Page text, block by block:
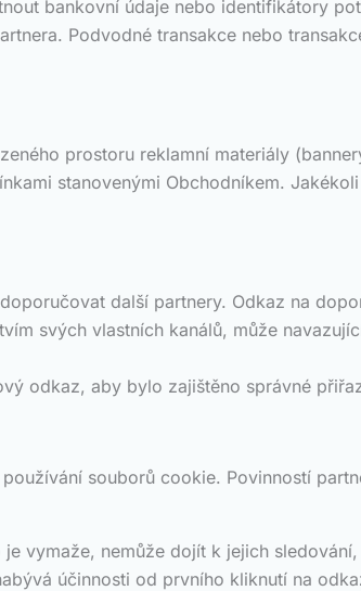
bankovní údaje nebo identifikátory
Podvodné transakce nebo
prostoru reklamní materiály
stanovenými Obchodníkem.
další partnery. Odkaz na
svých vlastních kanálů, může
odkaz, aby bylo zajištěno správné
souborů cookie. Povinností
vymaže, nemůže dojít k jejich
účinnosti od prvního kliknutí na